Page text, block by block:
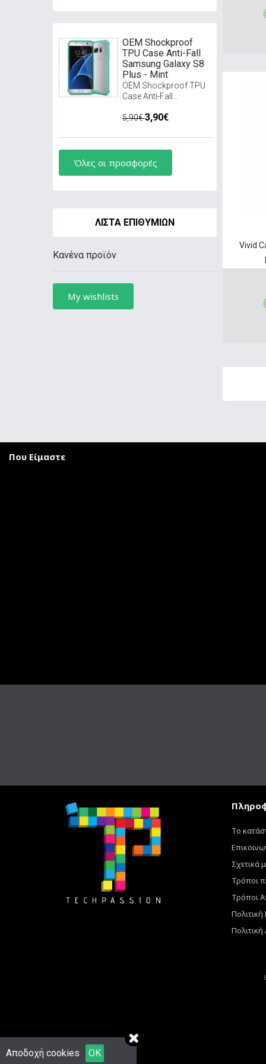
OEM Shockproof
TPU Case Anti-Fall
Samsung Galaxy S8
Plus - Mint
OEM Shockproof TPU
Case Anti-Fall...
5,90€3,90€
Όλες οι προσφορές
ΛΊΣΤΑ ΕΠΙΘΥΜΙΏΝ
Κανένα προϊόν
My wishlists
Vivid
Που Είμαστε
Το
Σχετικά
Τρόποι
Τρόποι
Αποδοχή cookies OK